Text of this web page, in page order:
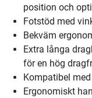
position och
Fotstöd med
Bekväm
Extra långa
för en hög
Kompatibel
Ergonomiskt